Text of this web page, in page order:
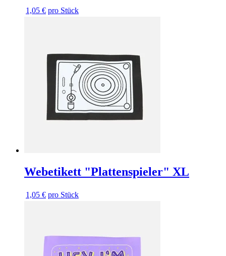
1,05 € pro Stück
Webetikett "Plattenspieler" XL
1,05 € pro Stück